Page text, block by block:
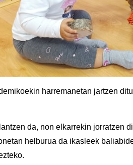
harremanetan jartzen
da, non elkarrekin jorratzen
helburua da ikasleek